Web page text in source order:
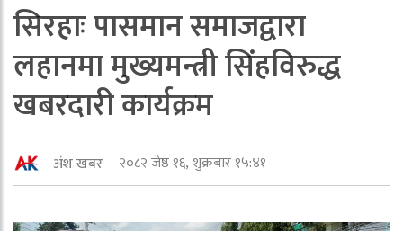
सिरहाः पासमान समाजद्वारा
लहानमा मुख्यमन्त्री सिंहविरुद्ध
खबरदारी कार्यक्रम
अंश खबर २०८२ जेष्ठ १६, शुक्रबार १५:४१